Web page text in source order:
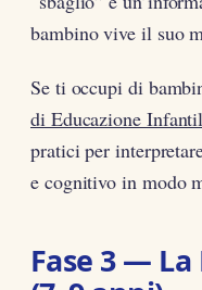
bambino vive il suo
Se ti occupi di
di Educazione
pratici per
e cognitivo in modo
Fase 3 — La